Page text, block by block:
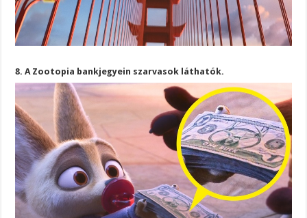
8. A Zootopia bankjegyein szarvasok láthatók.